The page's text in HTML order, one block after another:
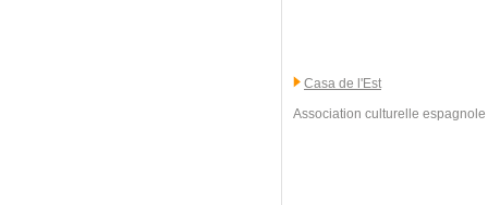
Casa de l'Est
Association culturelle